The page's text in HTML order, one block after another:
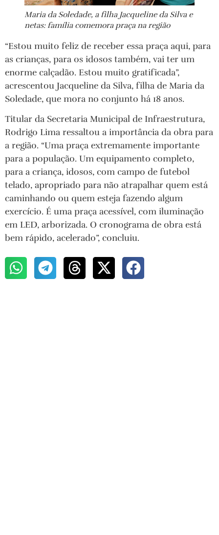
Maria da Soledade, a filha Jacqueline da Silva e
netas: família comemora praça na região
“Estou muito feliz de receber essa praça aqui, para
as crianças, para os idosos também, vai ter um
enorme calçadão. Estou muito gratificada”,
acrescentou Jacqueline da Silva, filha de Maria da
Soledade, que mora no conjunto há 18 anos.
Titular da Secretaria Municipal de Infraestrutura,
Rodrigo Lima ressaltou a importância da obra para
a região. “Uma praça extremamente importante
para a população. Um equipamento completo,
para a criança, idosos, com campo de futebol
telado, apropriado para não atrapalhar quem está
caminhando ou quem esteja fazendo algum
exercício. É uma praça acessível, com iluminação
em LED, arborizada. O cronograma de obra está
bem rápido, acelerado”, concluiu.